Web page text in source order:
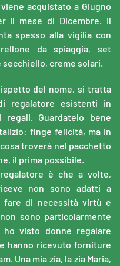
acquistato a Giugno
il mese di Dicembre. Il
spesso alla vigilia con
da spiaggia, set
secchiello, creme solari.
dispetto del nome, si tratta
regalatore esistenti in
Guardatelo bene
finge felicità, ma in
troverà nel pacchetto
il prima possibile.
è che a volte,
non sono adatti a
fare di necessità virtù e
sono particolarmente
visto donne regalare
hanno ricevuto forniture
Una mia zia, la zia Maria,